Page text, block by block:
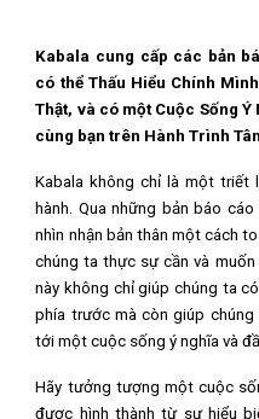
Kabala cung cấp các bản
có thể Thấu Hiểu Chính
Thật, và có một Cuộc Sống
cùng bạn trên Hành Trình
Kabala không chỉ là một triết
hành. Qua những bản báo
nhìn nhận bản thân một cách
chúng ta thực sự cần và
này không chỉ giúp chúng ta
phía trước mà còn giúp
tới một cuộc sống ý nghĩa và
Hãy tưởng tượng một cuộc
được hình thành từ sự hiểu